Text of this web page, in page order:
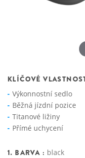
KLÍČOVÉ
Výkonnostní sedlo
Běžná jízdní pozice
Titanové ližiny
Přímé uchycení
1. BARVA : black